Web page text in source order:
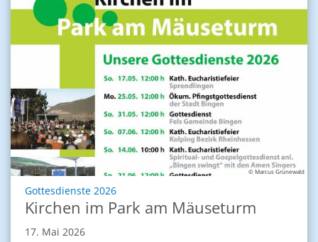
© Marcus Grünewald
Gottesdienste 2026:
Kirchen im Park am Mäuseturm
17. Mai 2026